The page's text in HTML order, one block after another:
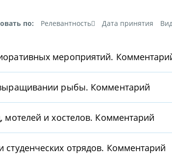
по: Релевантность Дата принятия
мероприятий.
рыбы. Комментарий
мотелей и хостелов. Комментарий
студенческих отрядов. Комментарий